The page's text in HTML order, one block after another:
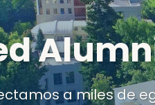
tu experiencia,